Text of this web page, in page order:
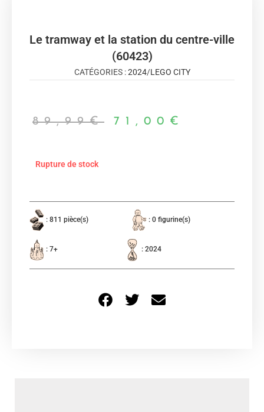
Le tramway et la station du centre-ville
(60423)
CATÉGORIES :2024/LEGO CITY
89,99€ 71,00 €
Rupture de stock
: 811 pièce(s) : 0 figurine(s)
: 7+ : 2024